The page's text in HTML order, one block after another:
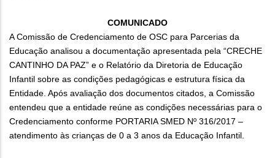
COMUNICADO
A Comissão de Credenciamento de OSC para Parcerias da
Educação analisou a documentação apresentada pela “CRECHE
CANTINHO DA PAZ” e o Relatório da Diretoria de Educação
Infantil sobre as condições pedagógicas e estrutura física da
Entidade. Após avaliação dos documentos citados, a Comissão
entendeu que a entidade reúne as condições necessárias para o
Credenciamento conforme PORTARIA SMED Nº 316/2017 –
atendimento às crianças de 0 a 3 anos da Educação Infantil.